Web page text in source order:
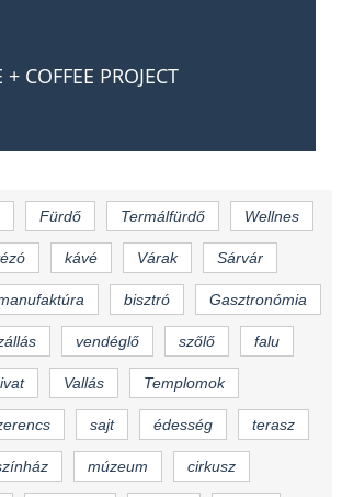
COFFEE PROJECT
Fürdő Termálfürdő Wellnes
kávé Várak Sárvár
bisztró Gasztronómia
vendéglő szőlő falu
Vallás Templomok
sajt édesség terasz
múzeum cirkusz